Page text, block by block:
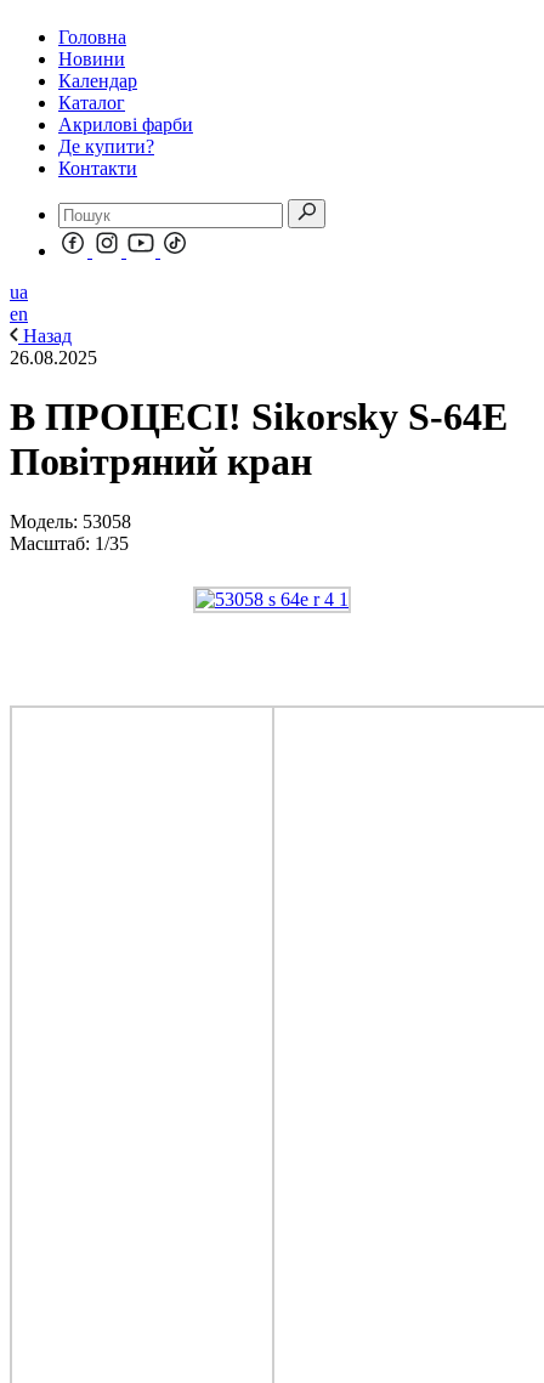
Головна
Новини
Календар
Каталог
Акрилові фарби
Де купити?
Контакти
ua
en
Назад
26.08.2025
В ПРОЦЕСІ! Sikorsky S-64E
Повітряний кран
Модель: 53058
Масштаб: 1/35